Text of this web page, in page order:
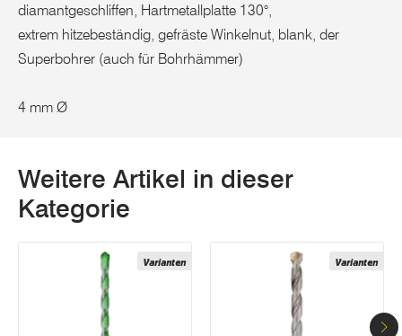
diamantgeschliffen, Hartmetallplatte 130°,
extrem hitzebeständig, gefräste Winkelnut, blank, der
Superbohrer (auch für Bohrhämmer)
4 mm Ø
Weitere Artikel in dieser
Kategorie
Varianten Varianten